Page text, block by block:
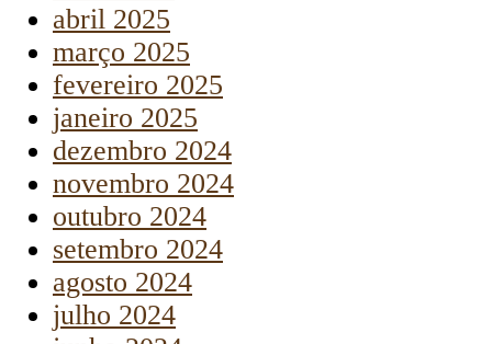
abril 2025
março 2025
fevereiro 2025
janeiro 2025
dezembro 2024
novembro 2024
outubro 2024
setembro 2024
agosto 2024
julho 2024